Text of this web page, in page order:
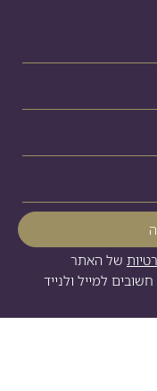
של האתר
למייל ולנייד